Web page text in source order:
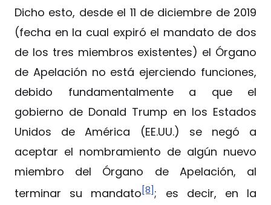
Dicho esto, desde el 11 de diciembre de 2019
(fecha en la cual expiró el mandato de dos
de los tres miembros existentes) el Órgano
de Apelación no está ejerciendo funciones,
debido fundamentalmente a que el
gobierno de Donald Trump en los Estados
Unidos de América (EE.UU.) se negó a
aceptar el nombramiento de algún nuevo
miembro del Órgano de Apelación, al
terminar su mandato[8]; es decir, en la